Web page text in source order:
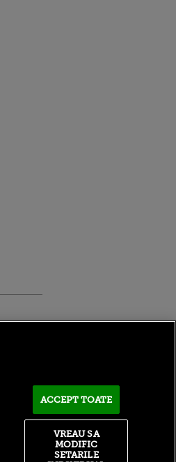
de vis la
Fostul
ACCEPT TOATE
VREAU SA
MODIFIC
SETARILE